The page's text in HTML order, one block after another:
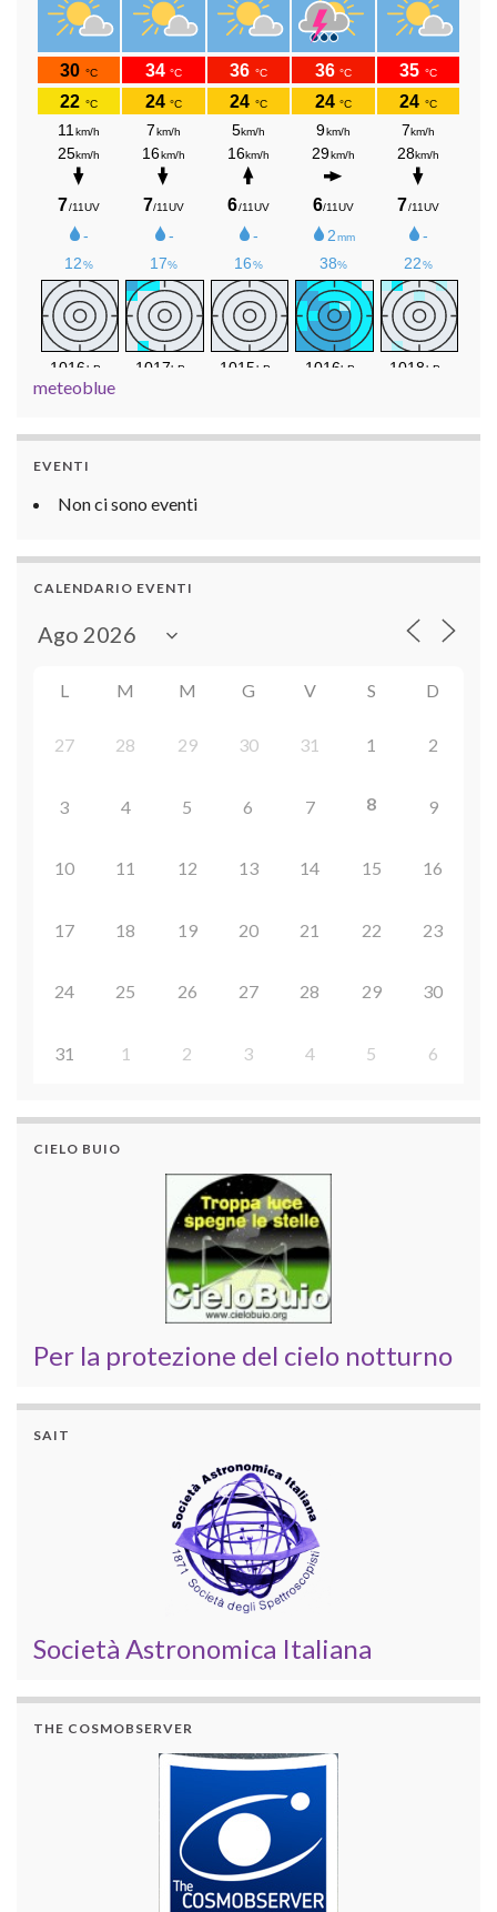
meteoblue
EVENTI
Non ci sono eventi
CALENDARIO EVENTI
L M M G V S D
27 28 29 30 31 1 2
3 4 5 6 7 8 9
10 11 12 13 14 15 16
17 18 19 20 21 22 23
24 25 26 27 28 29 30
31 1 2 3 4 5 6
CIELO BUIO
Per la protezione del cielo notturno
SAIT
Società Astronomica Italiana
THE COSMOBSERVER